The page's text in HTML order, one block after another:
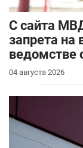
С сайта
запрета на
ведомстве
04 августа 2026